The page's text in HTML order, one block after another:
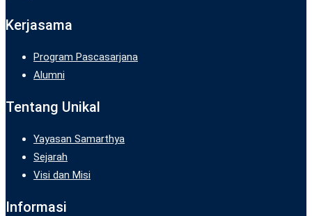
Kerjasama
Program Pascasarjana
Alumni
Tentang Unikal
Yayasan Samarthya
Sejarah
Visi dan Misi
Informasi